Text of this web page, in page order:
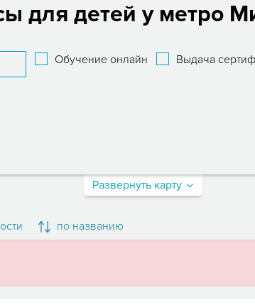
для детей у метро
Обучение онлайн Выдача
Развернуть карту
по названию